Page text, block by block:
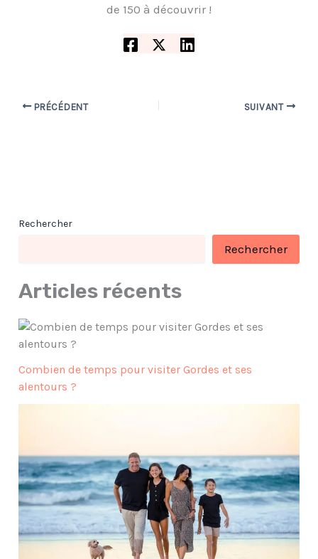
de 150 à découvrir !
PRÉCÉDENT SUIVANT
Rechercher
Rechercher
Articles récents
Combien de temps pour visiter Gordes et ses
alentours ?